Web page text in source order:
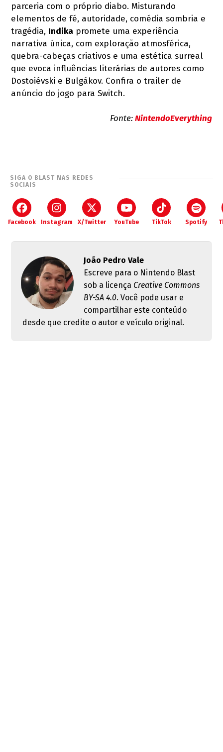
parceria com o próprio diabo. Misturando
elementos de fé, autoridade, comédia sombria e
tragédia, Indika promete uma experiência
narrativa única, com exploração atmosférica,
quebra-cabeças criativos e uma estética surreal
que evoca influências literárias de autores como
Dostoiévski e Bulgákov. Confira o trailer de
anúncio do jogo para Switch.
Fonte:NintendoEverything
SIGA O BLAST NAS REDES
SOCIAIS
Facebook Instagram X/Twitter YouTube TikTok Spotify
João Pedro Vale
Escreve para o Nintendo Blast
sob a licença Creative Commons
BY-SA 4.0. Você pode usar e
compartilhar este conteúdo
desde que credite o autor e veículo original.